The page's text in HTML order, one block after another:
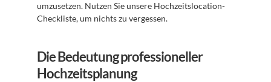
umzusetzen. Nutzen Sie unsere Hochzeitslocation-
Checkliste, um nichts zu vergessen.
Die Bedeutung professioneller
Hochzeitsplanung